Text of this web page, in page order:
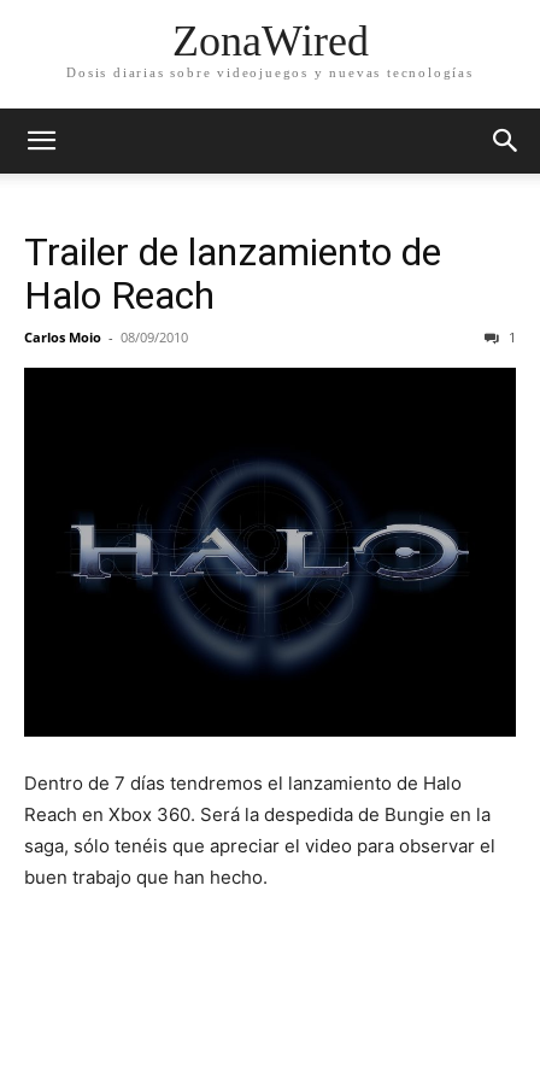
ZonaWired
Dosis diarias sobre videojuegos y nuevas tecnologías
Trailer de lanzamiento de
Halo Reach
Carlos Moio - 08/09/2010 1
Dentro de 7 días tendremos el lanzamiento de Halo
Reach en Xbox 360. Será la despedida de Bungie en la
saga, sólo tenéis que apreciar el video para observar el
buen trabajo que han hecho.